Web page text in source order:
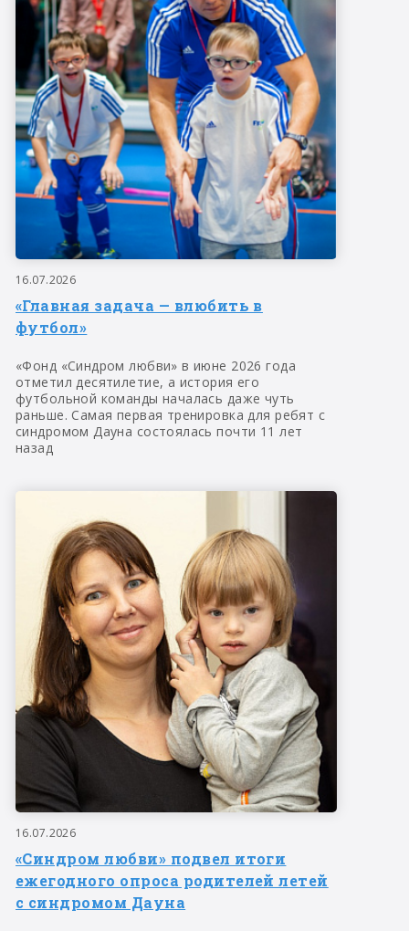
16.07.2026
«Главная задача — влюбить в
футбол»
«Фонд «Синдром любви» в июне 2026 года
отметил десятилетие, а история его
футбольной команды началась даже чуть
раньше. Самая первая тренировка для ребят с
синдромом Дауна состоялась почти 11 лет
назад
16.07.2026
«Синдром любви» подвел итоги
ежегодного опроса родителей летей
с синдромом Дауна